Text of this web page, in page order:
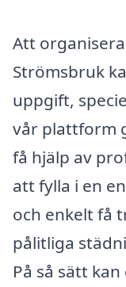
Att
Strömsbruk
uppgift,
vår plattform
få hjälp av
att fylla i en
och enkelt få
pålitliga
På så sätt